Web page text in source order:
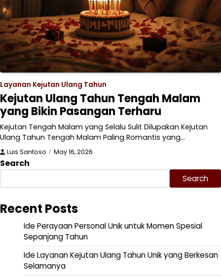
Layanan Kejutan Ulang Tahun
Kejutan Ulang Tahun Tengah Malam
yang Bikin Pasangan Terharu
Kejutan Tengah Malam yang Selalu Sulit Dilupakan Kejutan
Ulang Tahun Tengah Malam Paling Romantis yang…
Luis Santoso May 16, 2026
Search
Search
Recent Posts
Ide Perayaan Personal Unik untuk Momen Spesial
Sepanjang Tahun
Ide Layanan Kejutan Ulang Tahun Unik yang Berkesan
Selamanya